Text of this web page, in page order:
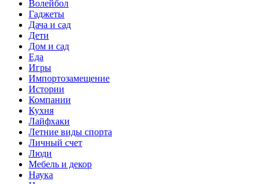
Волейбол
Гаджеты
Дача и сад
Дети
Дом и сад
Еда
Игры
Импортозамещение
Истории
Компании
Кухня
Лайфхаки
Летние виды спорта
Личный счет
Люди
Мебель и декор
Наука